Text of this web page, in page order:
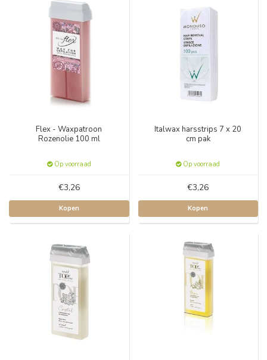
Flex - Waxpatroon
Rozenolie 100 ml
Op voorraad
€3,26
Kopen
Italwax harsstrips 7 x 20
cm pak
Op voorraad
€3,26
Kopen